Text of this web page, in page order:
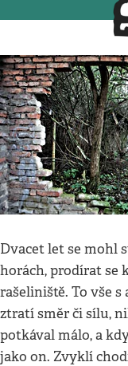
Dvacet let se mohl
horách, prodírat se
rašeliniště. To vše
ztratí směr či sílu,
potkával málo, a
jako on. Zvyklí